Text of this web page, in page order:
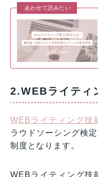
あわせて読みたい
2.WEBライティ
WEBライティング技
ラウドソーシング検
制度となります。
WEBライティング技